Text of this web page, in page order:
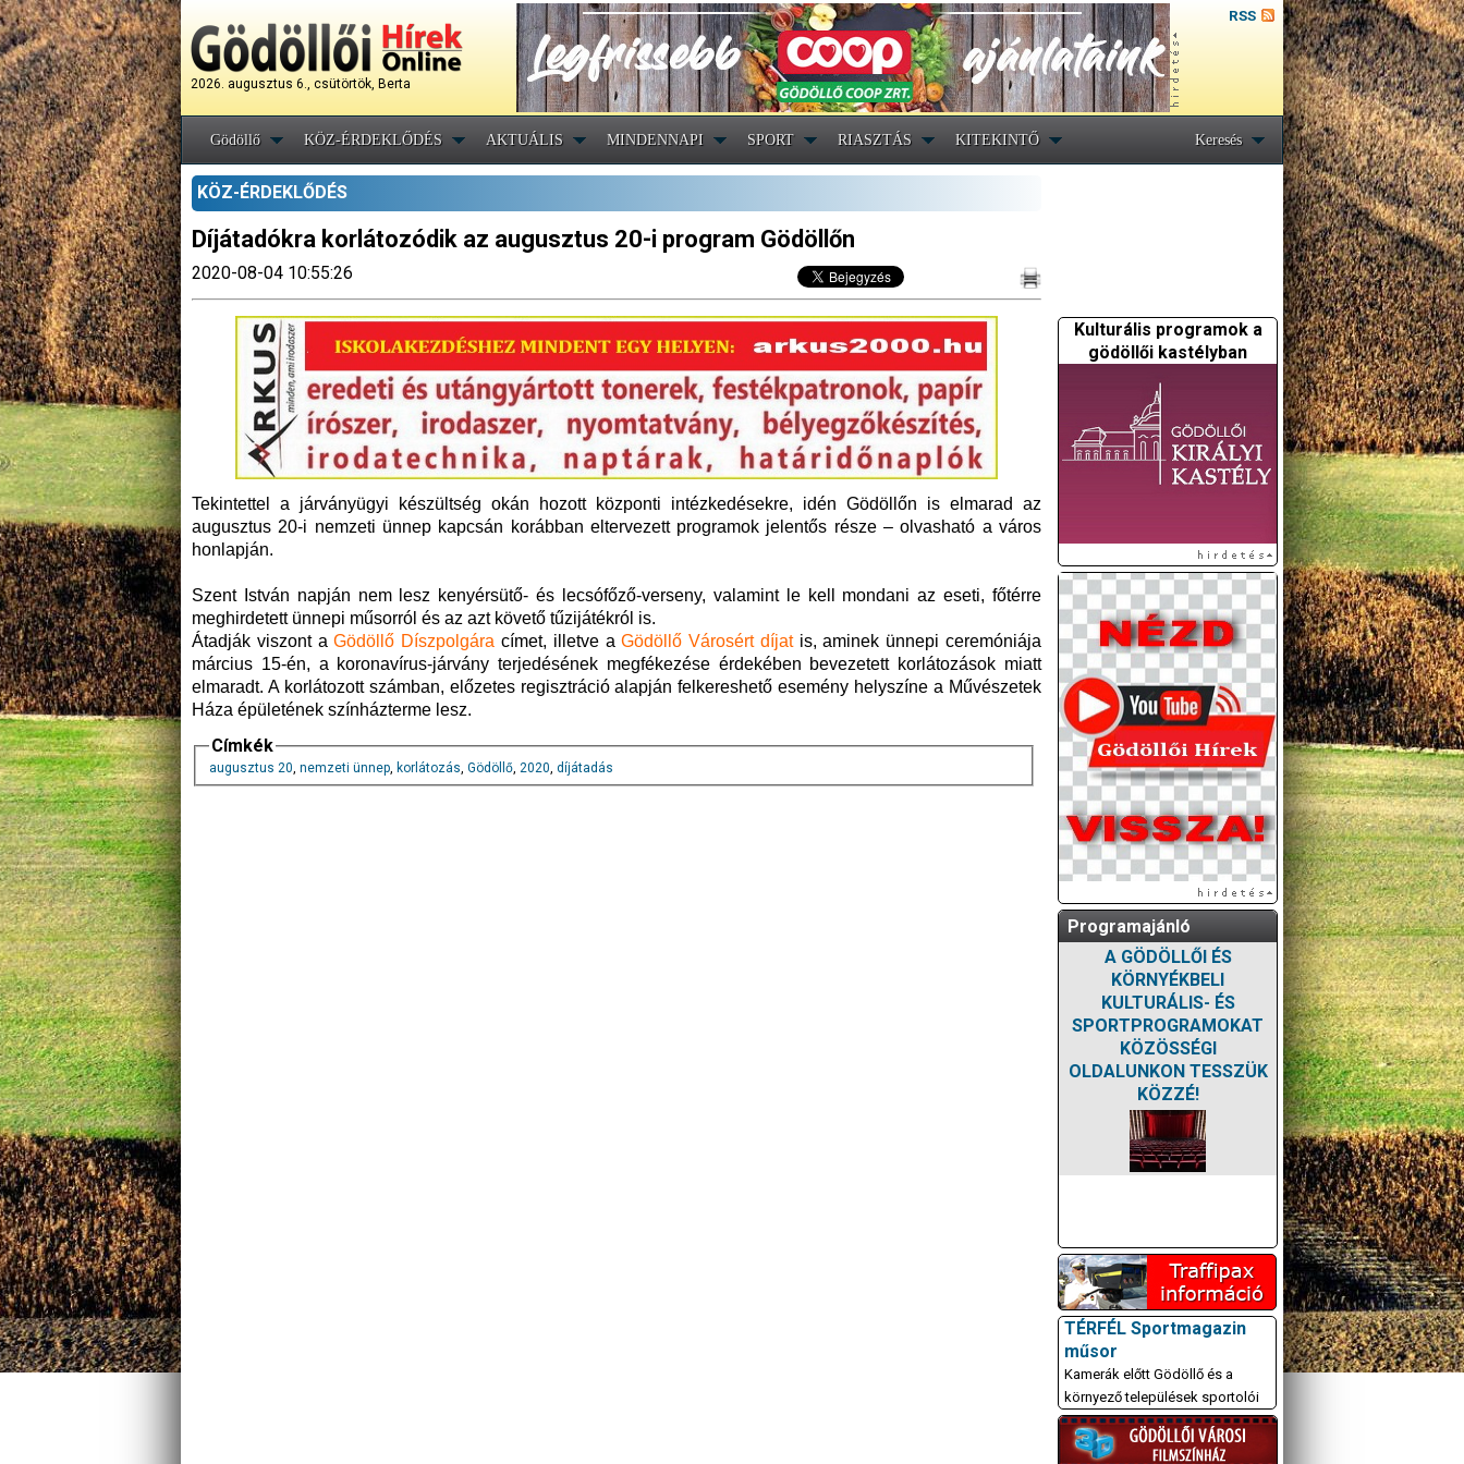
2026. augusztus 6., csütörtök, Berta
RSS
Gödöllő KÖZ-ÉRDEKLŐDÉS AKTUÁLIS MINDENNAPI SPORT RIASZTÁS KITEKINTŐ Keresés
KÖZ-ÉRDEKLŐDÉS
Díjátadókra korlátozódik az augusztus 20-i program Gödöllőn
2020-08-04 10:55:26
Tekintettel a járványügyi készültség okán hozott központi intézkedésekre, idén Gödöllőn is elmarad az
augusztus 20-i nemzeti ünnep kapcsán korábban eltervezett programok jelentős része – olvasható a város
honlapján.
Szent István napján nem lesz kenyérsütő- és lecsófőző-verseny, valamint le kell mondani az eseti, főtérre
meghirdetett ünnepi műsorról és az azt követő tűzijátékról is.
Átadják viszont aGödöllő Díszpolgára címet, illetve aGödöllő Városért díjatis, aminek ünnepi ceremóniája
március 15-én, a koronavírus-járvány terjedésének megfékezése érdekében bevezetett korlátozások miatt
elmaradt. A korlátozott számban, előzetes regisztráció alapján felkereshető esemény helyszíne a Művészetek
Háza épületének színházterme lesz.
Címkék
augusztus 20, nemzeti ünnep, korlátozás, Gödöllő, 2020, díjátadás
Kulturális programok a
gödöllői kastélyban
Programajánló
A GÖDÖLLŐI ÉS
KÖRNYÉKBELI
KULTURÁLIS- ÉS
SPORTPROGRAMOKAT
KÖZÖSSÉGI
OLDALUNKON TESSZÜK
KÖZZÉ!
TÉRFÉL Sportmagazin
műsor
Kamerák előtt Gödöllő és a
környező települések sportolói